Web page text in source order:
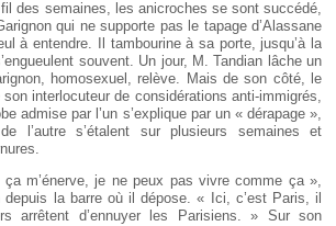
des semaines, les anicroches se sont succédé,
qui ne supporte pas le tapage d’Alassane
à entendre. Il tambourine à sa porte, jusqu’à la
souvent. Un jour, M. Tandian lâche un
homosexuel, relève. Mais de son côté, le
interlocuteur de considérations anti-immigrés,
admise par l’un s’explique par un « dérapage »,
l’autre s’étalent sur plusieurs semaines et
m’énerve, je ne peux pas vivre comme ça »,
depuis la barre où il dépose. « Ici, c’est Paris, il
arrêtent d’ennuyer les Parisiens. » Sur son